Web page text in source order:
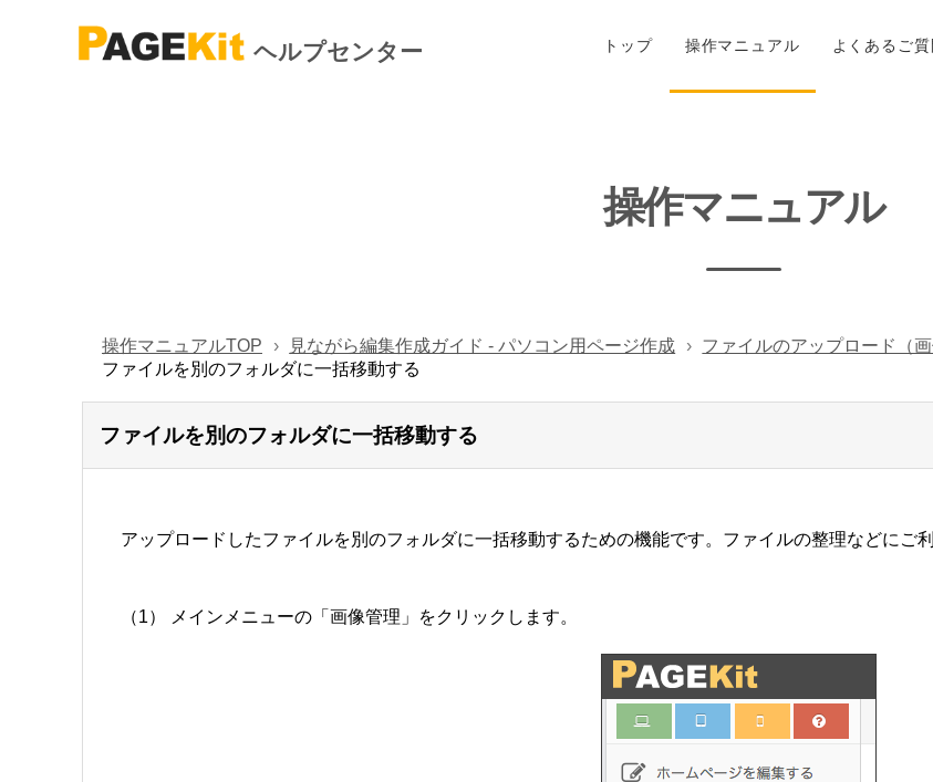
ヘルプセンター トップ 操作マニュアル よくあるご質
操作マニュアル
操作マニュアルTOP 見ながら編集作成ガイド - パソコン用ページ作成
ファイルのアップロード（
ファイルを別のフォルダに一括移動する
ファイルを別のフォルダに一括移動する
アップロードしたファイルを別のフォルダに一括移動するための機能です。ファイルの整理などにご利
（1） メインメニューの「画像管理」をクリックします。